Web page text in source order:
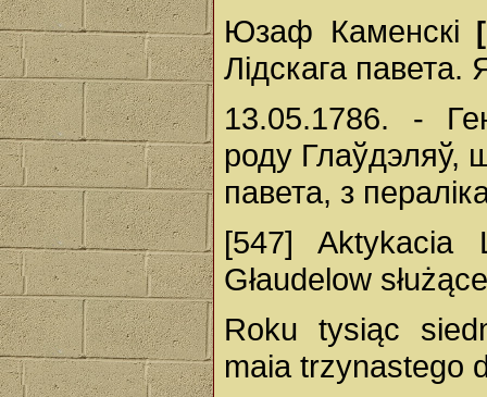
Юзаф Каменскі
Лідскага павета.
13.05.1786. -
роду Глаўдэляў,
павета, з
[547] Aktykacia
Głaudelow
Roku tysiąc
maia trzynastego